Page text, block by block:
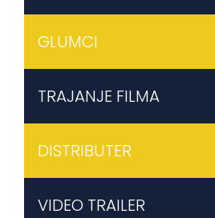
GLUMCI
TRAJANJE FILMA
DISTRIBUTER
VIDEO TRAILER